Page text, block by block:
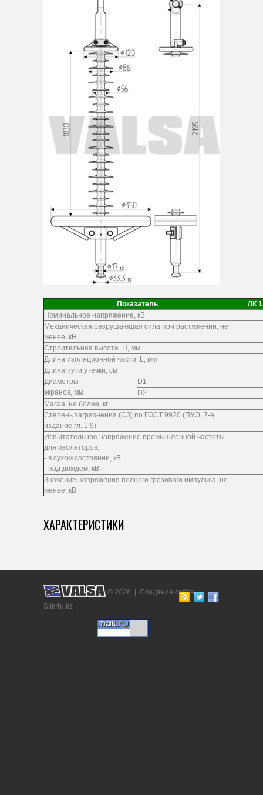
Показатель
ЛК
Номинальное напряжение, кВ
Механическая разрушающая сила при растяжении, не
менее, кН
Строительная высота Н, мм
Длина изоляционной части L, мм
Длина пути утечки, см
Диаметры
экранов, мм
D1
D2
Масса, не более, кг
Степень загрязнения (СЗ) по ГОСТ 9920 (ПУЭ, 7-е
издание гл. 1.9)
Испытательное напряжение промышленной частоты
для изоляторов:
- в сухом состоянии, кВ
- под дождём, кВ.
Значение напряжения полного грозового импульса, не
менее, кВ
ХАРАКТЕРИСТИКИ
© 2026 | Создание сайта
Site4u.kz